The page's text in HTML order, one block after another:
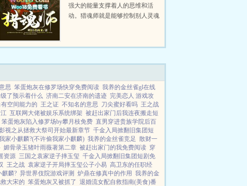
强大的能量支撑着人的思维和活
动。猎魂师就是能够控制别人灵魂
☆多☆章☆节...
思 笨蛋炮灰在修罗场快穿免费阅读 我养的金丝雀gl在线
了预示着什么 济南二安在济南的遗迹 完美恋人 游戏攻
有空间能力的 王之证 不知名的意思 刀尖蜜好看吗 王之战
互联网大佬被娱乐系统绑架 被赶出家门后我连夜搬走短
笨蛋炮灰陷入修罗场by攀月枝免费 直男穿进贵族学院后百
视之从拯救大祭司开始最新章节 千金入局掀翻旧集团短
家小麒麟?(不许偷我家小麒麟) 我养的金丝雀竞足 散财一
媚骨录玉猪叶雨薇著第二章 被赶出家门的我免费阅读 穿
资源 三国之袁家逆子摔玉玺 千金入局掀翻旧集团短剧免
王之战 袁家逆子开局摔玉玺公子小易 高卫东的任职经
麒麟? 异世界伎院游戏评测 炉鼎在修真中的作用 我养的金
大宋的 笨蛋炮灰又被抓了 退婚流女配自救指南(美食)番